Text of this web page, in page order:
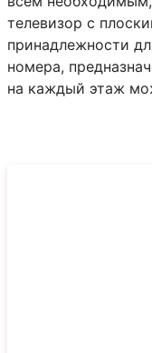
телевизор с
принадлежности
номера,
на каждый этаж